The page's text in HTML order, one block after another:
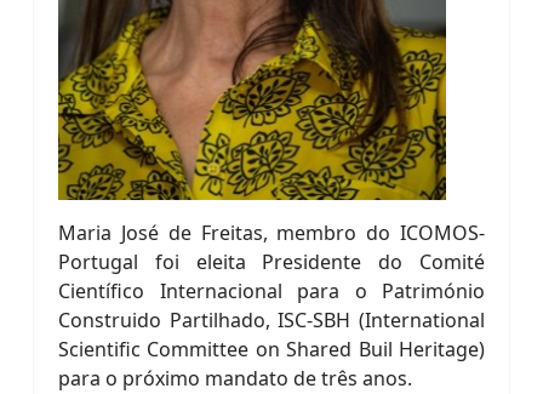
Maria José de Freitas, membro do ICOMOS-
Portugal foi eleita Presidente do Comité
Científico Internacional para o Património
Construido Partilhado, ISC-SBH (International
Scientific Committee on Shared Buil Heritage)
para o próximo mandato de três anos.